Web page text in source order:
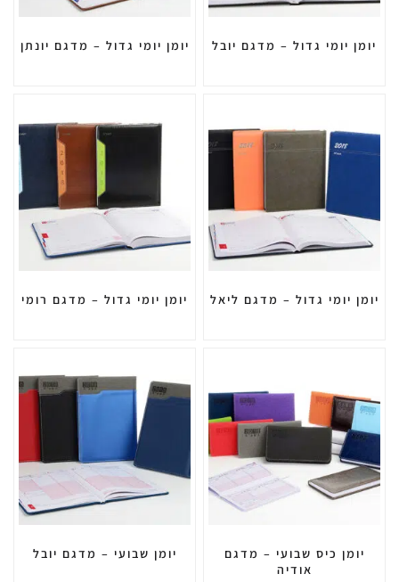
יומן יומי גדול – מדגם יובל יומן יומי גדול – מדגם יונתן
יומן יומי גדול – מדגם ליאל יומן יומי גדול – מדגם רומי
יומן כיס שבועי – מדגם
אודיה
יומן שבועי – מדגם יובל